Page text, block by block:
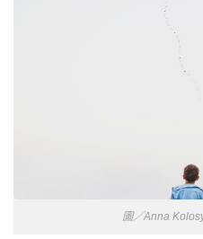
圖／Anna